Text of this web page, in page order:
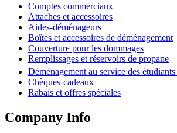
Comptes commerciaux
Attaches et accessoires
Aides-déménageurs
Boîtes et accessoires de déménagement
Couverture pour les dommages
Remplissages et réservoirs de propane
Déménagement au service des
Chèques-cadeaux
Rabais et offres spéciales
Company Info